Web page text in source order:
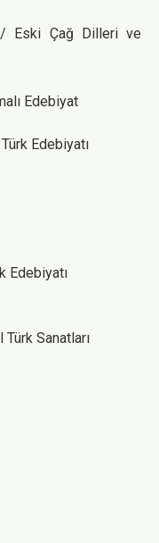
/ Eski Çağ Dilleri ve
Edebiyat
Edebiyatı
Edebiyatı
Sanatları